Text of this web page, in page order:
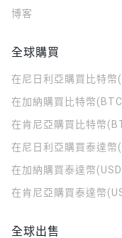
博客
全球購買
在尼日利亞購買比特幣
在加納購買比特幣
在肯尼亞購買比特幣
在尼日利亞購買泰達幣
在加納購買泰達幣
在肯尼亞購買泰達幣
全球出售